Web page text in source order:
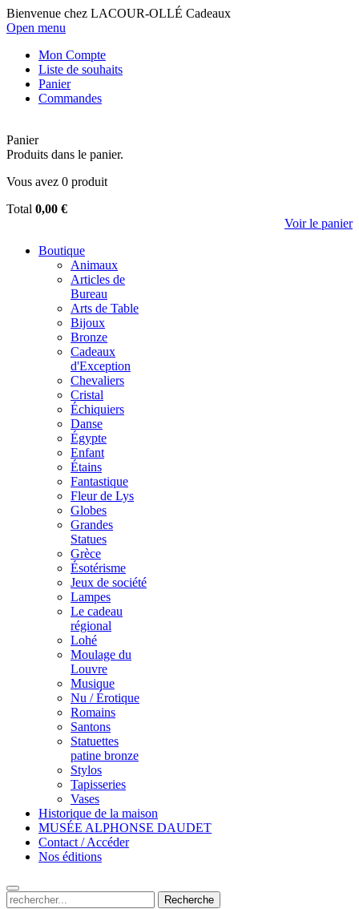
Bienvenue chez LACOUR-OLLÉ Cadeaux
Open menu
Mon Compte
Liste de souhaits
Panier
Commandes
Panier
Produits dans le panier.
Vous avez 0 produit
Total 0,00 €
Voir le panier
Boutique
Animaux
Articles de
Bureau
Arts de Table
Bijoux
Bronze
Cadeaux
d'Exception
Chevaliers
Cristal
Échiquiers
Danse
Égypte
Enfant
Étains
Fantastique
Fleur de Lys
Globes
Grandes
Statues
Grèce
Ésotérisme
Jeux de société
Lampes
Le cadeau
régional
Lohé
Moulage du
Louvre
Musique
Nu / Érotique
Romains
Santons
Statuettes
patine bronze
Stylos
Tapisseries
Vases
Historique de la maison
MUSÉE ALPHONSE DAUDET
Contact / Accéder
Nos éditions
Recherche